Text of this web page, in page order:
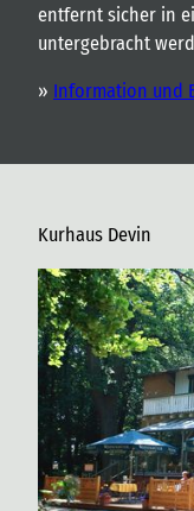
entfernt sicher in
untergebracht
» Information und
Kurhaus Devin